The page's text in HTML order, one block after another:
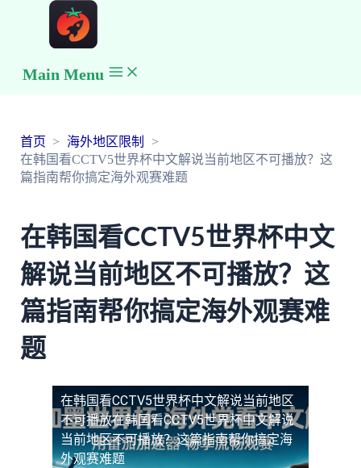
Main Menu
首页
海外地区限制
在韩国看CCTV5世界杯中文解说当前地区不可播放？这
篇指南帮你搞定海外观赛难题
在韩国看CCTV5世界杯中文
解说当前地区不可播放？这
篇指南帮你搞定海外观赛难
题
在韩国看CCTV5世界杯中文解说当前地区
不可播放在韩国看CCTV5世界杯中文解说
当前地区不可播放？这篇指南帮你搞定海
外观赛难题